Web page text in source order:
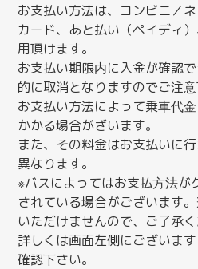
お支払い方法は、コンビニ／
カード、あと払い（ペイディ
用頂けます。
お支払い期限内に入金が確認
的に取消となりますのでご注意
お支払い方法によって乗車代
かかる場合がざいます。
また、その料金はお支払いに
異なります。
※バスによってはお支払方法が
されている場合がございます
いただけませんので、ご了承く
詳しくは画面左側にございま
確認下さい。